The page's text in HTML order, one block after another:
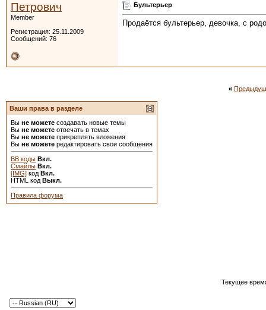
Петрович
Member
Регистрация: 25.11.2009
Сообщений: 76
Бультерьер
Продаётся бультерьер, девочка, с
«
Ваши права в разделе
Вы не можете создавать новые темы
Вы не можете отвечать в темах
Вы не можете прикреплять вложения
Вы не можете редактировать свои сообщения
BB коды Вкл.
Смайлы Вкл.
[IMG] код Вкл.
HTML код Выкл.
Правила форума
Текущее